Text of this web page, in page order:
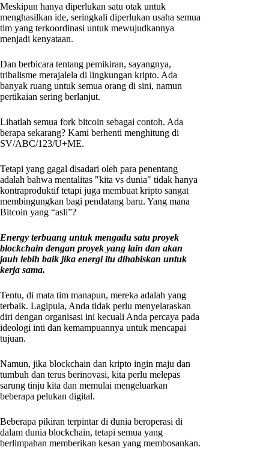
Meskipun hanya diperlukan satu otak untuk
menghasilkan ide, seringkali diperlukan usaha semua
tim yang terkoordinasi untuk mewujudkannya
menjadi kenyataan.
Dan berbicara tentang pemikiran, sayangnya,
tribalisme merajalela di lingkungan kripto. Ada
banyak ruang untuk semua orang di sini, namun
pertikaian sering berlanjut.
Lihatlah semua fork bitcoin sebagai contoh. Ada
berapa sekarang? Kami berhenti menghitung di
SV/ABC/123/U+ME.
Tetapi yang gagal disadari oleh para penentang
adalah bahwa mentalitas "kita vs dunia" tidak hanya
kontraproduktif tetapi juga membuat kripto sangat
membingungkan bagi pendatang baru. Yang mana
Bitcoin yang “asli”?
Energy terbuang untuk mengadu satu proyek
blockchain dengan proyek yang lain dan akan
jauh lebih baik jika energi itu dihabiskan untuk
kerja sama.
Tentu, di mata tim manapun, mereka adalah yang
terbaik. Lagipula, Anda tidak perlu menyelaraskan
diri dengan organisasi ini kecuali Anda percaya pada
ideologi inti dan kemampuannya untuk mencapai
tujuan.
Namun, jika blockchain dan kripto ingin maju dan
tumbuh dan terus berinovasi, kita perlu melepas
sarung tinju kita dan memulai mengeluarkan
beberapa pelukan digital.
Beberapa pikiran terpintar di dunia beroperasi di
dalam dunia blockchain, tetapi semua yang
berlimpahan memberikan kesan yang membosankan.